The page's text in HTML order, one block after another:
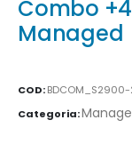
Combo
Managed
COD:
Categoria: